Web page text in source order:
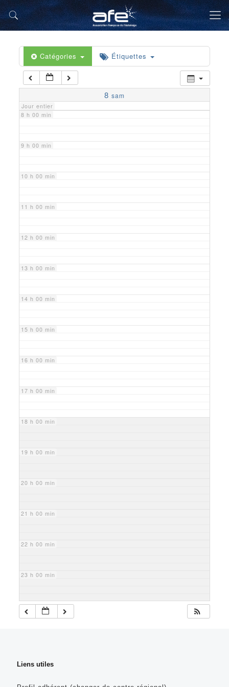
Catégories Étiquettes
8 sam
Jour entier
5 h 00 min
6 h 00 min
7 h 00 min
8 h 00 min
9 h 00 min
10 h 00 min
11 h 00 min
12 h 00 min
13 h 00 min
14 h 00 min
15 h 00 min
16 h 00 min
17 h 00 min
18 h 00 min
19 h 00 min
20 h 00 min
21 h 00 min
22 h 00 min
23 h 00 min
Liens utiles